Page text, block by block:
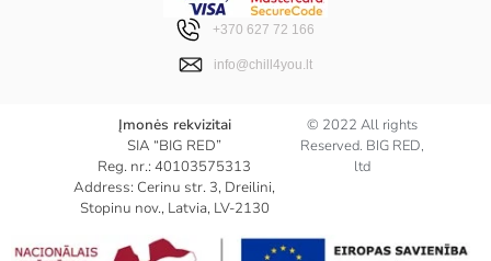
+370 627 72 166
info@chill4you.lt
Įmonės rekvizitai
SIA “BIG RED”
Reg. nr.: 40103575313
Address: Cerinu str. 3, Dreilini,
Stopinu nov., Latvia, LV-2130
© 2022 All rights
Reserved. BIG RED,
ltd